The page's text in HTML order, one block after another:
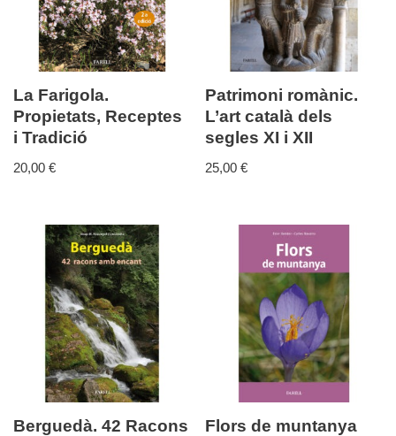
La Farigola.
Propietats, Receptes
i Tradició
20,00 €
Patrimoni romànic.
L’art català dels
segles XI i XII
25,00€
Berguedà. 42 Racons
Flors de muntanya